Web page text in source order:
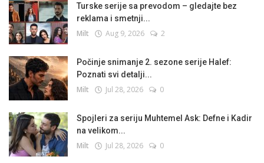
Turske serije sa prevodom – gledajte bez
reklama i smetnji...
Milt Aug 9, 2026 2
Počinje snimanje 2. sezone serije Halef:
Poznati svi detalji...
Milt Jul 28, 2026 0
Spojleri za seriju Muhtemel Ask: Defne i Kadir
na velikom...
Milt Jul 28, 2026 0